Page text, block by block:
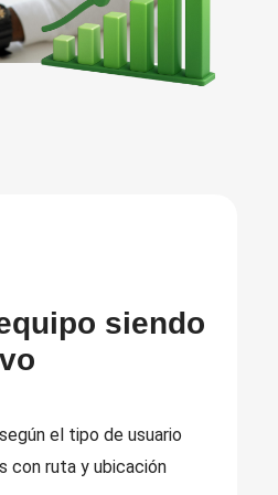
siendo
el tipo de usuario
con ruta y ubicación